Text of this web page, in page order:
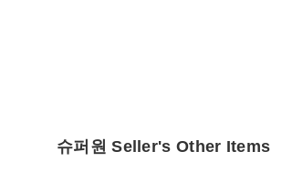
슈퍼원 Seller's Other Items